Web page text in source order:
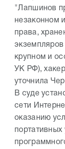
"Лапшинов
незаконном
права,
крупном и
УК РФ),
уточнила
В суде
сети
оказанию
портативных